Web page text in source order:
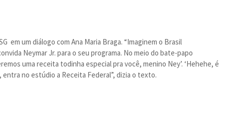
em um diálogo com Ana Maria Braga. “Imaginem o Brasil
Neymar Jr. para o seu programa. No meio do bate-papo
uma receita todinha especial pra você, menino Ney’. ‘Hehehe, é
entra no estúdio a Receita Federal”, dizia o texto.